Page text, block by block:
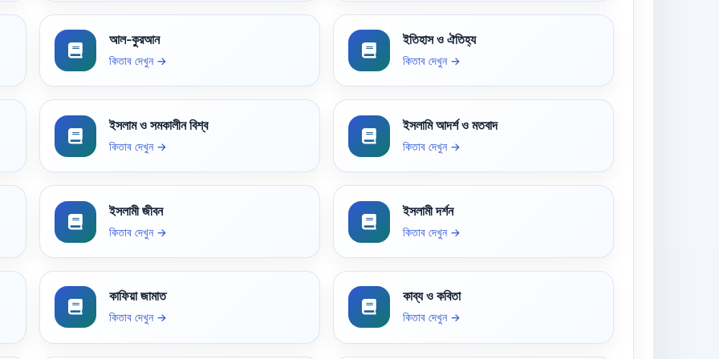
আল-কুরআন
কিতাব দেখুন →
ইতিহাস ও ঐতিহ্য
কিতাব দেখুন →
ইসলাম ও সমকালীন বিশ্ব
কিতাব দেখুন →
ইসলামি আদর্শ ও মতবাদ
কিতাব দেখুন →
ইসলামী জীবন
কিতাব দেখুন →
ইসলামী দর্শন
কিতাব দেখুন →
কাফিয়া জামাত
কিতাব দেখুন →
কাব্য ও কবিতা
কিতাব দেখুন →